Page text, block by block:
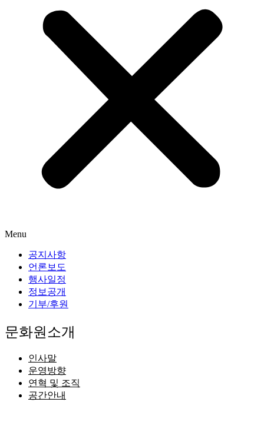
Menu
공지사항
언론보도
행사일정
정보공개
기부/후원
문화원소개
인사말
운영방향
연혁 및 조직
공간안내